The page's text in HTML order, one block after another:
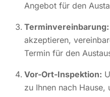
Angebot für den
Terminvereinbarung:
akzeptieren,
Termin für den
Vor-Ort-Inspektion:
zu Ihnen nach